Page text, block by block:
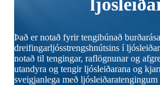
Það er notað fyrir tengibúnað
dreifingarljósstrengshnútsins í
notað til tengingar, raflögnunar og
utandyra og tengir ljósleiðarana og
sveigjanlega með